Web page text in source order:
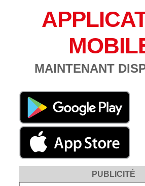
MAINTENANT
PUBLICITÉ